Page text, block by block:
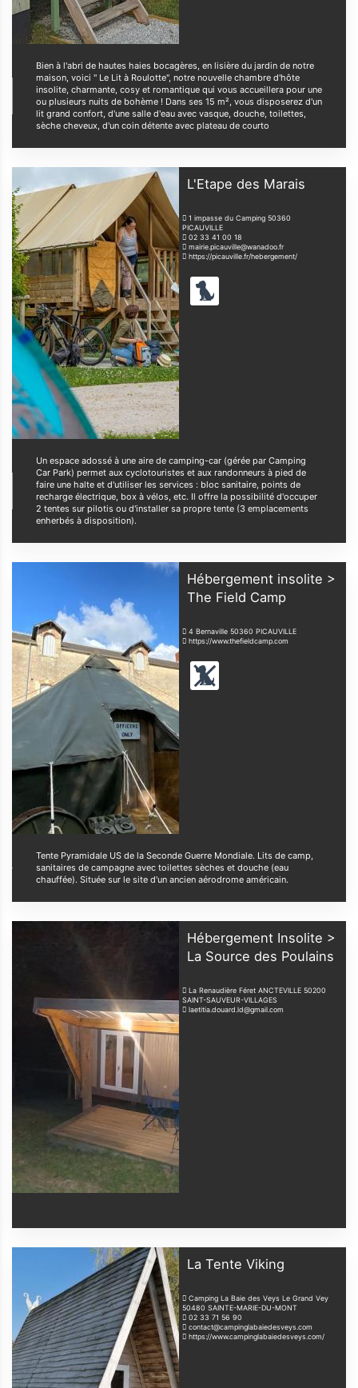
Bien à l'abri de hautes haies bocagères, en lisière du jardin de notre
maison, voici " Le Lit à Roulotte", notre nouvelle chambre d'hôte
insolite, charmante, cosy et romantique qui vous accueillera pour une
ou plusieurs nuits de bohème ! Dans ses 15 m², vous disposerez d'un
lit grand confort, d'une salle d'eau avec vasque, douche, toilettes,
sèche cheveux, d'un coin détente avec plateau de courto
L'Etape des Marais
1 impasse du Camping 50360
PICAUVILLE
02 33 41 00 18
mairie.picauville@wanadoo.fr
https://picauville.fr/hebergement/
Un espace adossé à une aire de camping-car (gérée par Camping
Car Park) permet aux cyclotouristes et aux randonneurs à pied de
faire une halte et d'utiliser les services : bloc sanitaire, points de
recharge électrique, box à vélos, etc. Il offre la possibilité d'occuper
2 tentes sur pilotis ou d'installer sa propre tente (3 emplacements
enherbés à disposition).
Hébergement insolite >
The Field Camp
4 Bernaville 50360 PICAUVILLE
https://www.thefieldcamp.com
Tente Pyramidale US de la Seconde Guerre Mondiale. Lits de camp,
sanitaires de campagne avec toilettes sèches et douche (eau
chauffée). Située sur le site d'un ancien aérodrome américain.
Hébergement Insolite >
La Source des Poulains
La Renaudière Féret ANCTEVILLE 50200
SAINT-SAUVEUR-VILLAGES
laetitia.douard.ld@gmail.com
La Tente Viking
Camping La Baie des Veys Le Grand Vey
50480 SAINTE-MARIE-DU-MONT
02 33 71 56 90
contact@campinglabaiedesveys.com
https://www.campinglabaiedesveys.com/